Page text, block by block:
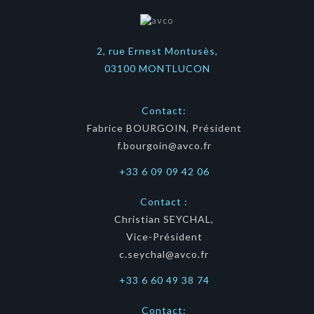
2, rue Ernest Montusès,
03100 MONTLUCON
Contact:
Fabrice BOURGOIN, Président
f.bourgoin@avco.fr
+33 6 09 09 42 06
Contact :
Christian SEYCHAL,
Vice-Président
c.seychal@avco.fr
+33 6 60 49 38 74
Contact: